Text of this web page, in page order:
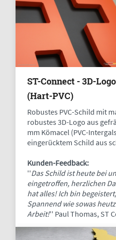
ST-Connect - 3D-
(Hart-PVC)
Robustes PVC-Schild mit
robustes 3D-Logo aus
mm Kömacel (PVC-
eingerücktem Schild aus
Kunden-Feedback:
''Das Schild ist heute bei
eingetroffen, herzlichen
hat alles! Ich bin
Spannend wie sowas
Arbeit!'' Paul Thomas, ST